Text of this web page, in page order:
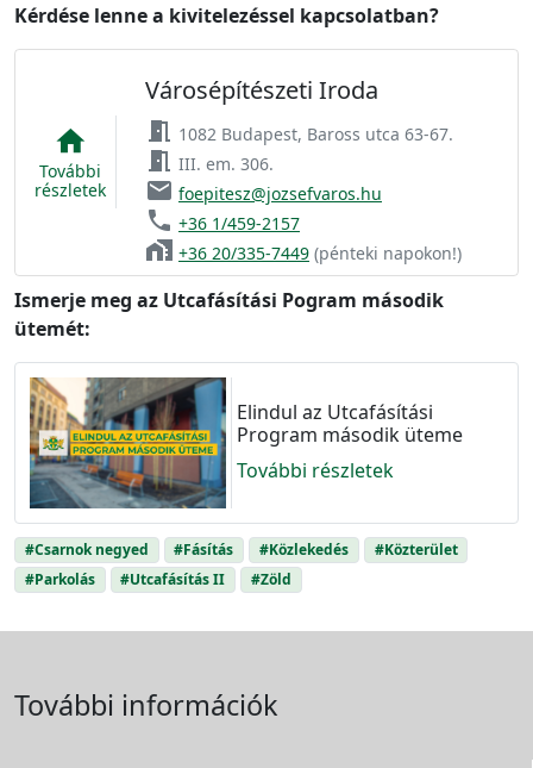
Kérdése lenne a kivitelezéssel kapcsolatban?
home
További
részletek
Városépítészeti Iroda
meeting_room 1082 Budapest, Baross utca 63-67.
meeting_room III. em. 306.
email foepitesz@jozsefvaros.hu
phone +36 1/459-2157
home_work +36 20/335-7449 (pénteki napokon!)
Ismerje meg az Utcafásítási Pogram második
ütemét:
Elindul az Utcafásítási
Program második üteme
További részletek
#Csarnok negyed #Fásítás #Közlekedés
#Közterület
#Parkolás
#Utcafásítás II #Zöld
További információk